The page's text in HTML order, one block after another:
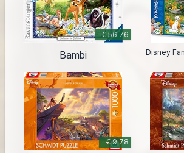
€ 56.76
Bambi
Disney
€ 9.78